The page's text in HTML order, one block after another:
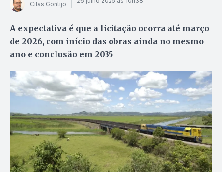
Cilas Gontijo
A expectativa é que a licitação ocorra até março
de 2026, com início das obras ainda no mesmo
ano e conclusão em 2035